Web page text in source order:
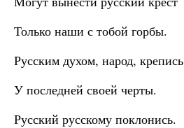
Только наши с тобой горбы.
Русским духом, народ, крепись
У последней своей черты.
Русский русскому поклонись.